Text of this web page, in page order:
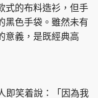
式的布料造衫，但手
黑色手袋。雖然未有
意義，是既經典高
即笑着說：「因為我